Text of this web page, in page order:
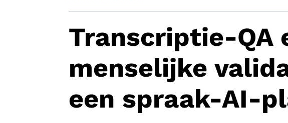
Transcriptie-QA
menselijke
een spraak-AI-